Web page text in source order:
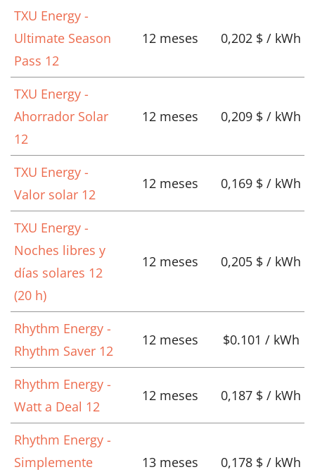
TXU Energy -
Ultimate Season
Pass 12
12 meses 0,202 $ / kWh
TXU Energy -
Ahorrador Solar
12
12 meses 0,209 $ / kWh
TXU Energy -
Valor solar 12
12 meses 0,169 $ / kWh
TXU Energy -
Noches libres y
días solares 12
(20 h)
12 meses 0,205 $ / kWh
Rhythm Energy -
Rhythm Saver 12
12 meses $0.101 / kWh
Rhythm Energy -
Watt a Deal 12
12 meses 0,187 $ / kWh
Rhythm Energy -
Simplemente
13 meses 0,178 $ / kWh